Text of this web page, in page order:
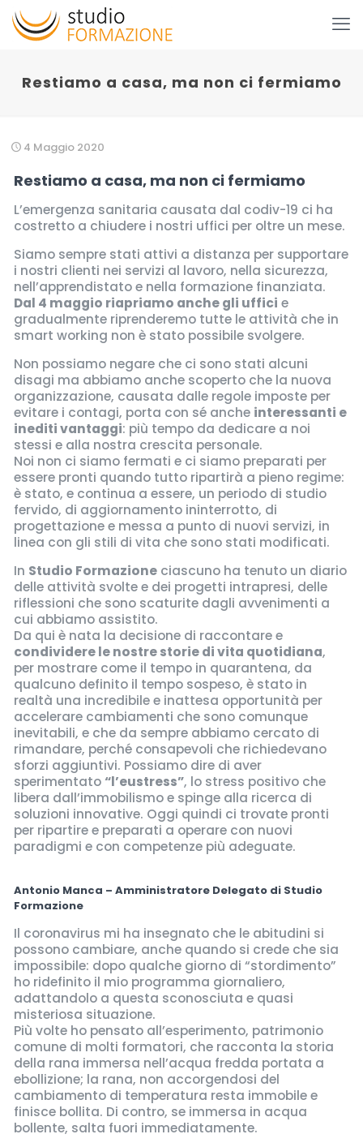
Restiamo a casa, ma non ci fermiamo
4 Maggio 2020
Restiamo a casa, ma non ci fermiamo
L’emergenza sanitaria causata dal codiv-19 ci ha
costretto a chiudere i nostri uffici per oltre un mese.
Siamo sempre stati attivi a distanza per supportare
i nostri clienti nei servizi al lavoro, nella sicurezza,
nell’apprendistato e nella formazione finanziata.
Dal 4 maggio riapriamo anche gli uffici e
gradualmente riprenderemo tutte le attività che in
smart working non è stato possibile svolgere.
Non possiamo negare che ci sono stati alcuni
disagi ma abbiamo anche scoperto che la nuova
organizzazione, causata dalle regole imposte per
evitare i contagi, porta con sé anche interessanti e
inediti vantaggi: più tempo da dedicare a noi
stessi e alla nostra crescita personale.
Noi non ci siamo fermati e ci siamo preparati per
essere pronti quando tutto ripartirà a pieno regime:
è stato, e continua a essere, un periodo di studio
fervido, di aggiornamento ininterrotto, di
progettazione e messa a punto di nuovi servizi, in
linea con gli stili di vita che sono stati modificati.
In Studio Formazione ciascuno ha tenuto un diario
delle attività svolte e dei progetti intrapresi, delle
riflessioni che sono scaturite dagli avvenimenti a
cui abbiamo assistito.
Da qui è nata la decisione di raccontare e
condividere le nostre storie di vita quotidiana,
per mostrare come il tempo in quarantena, da
qualcuno definito il tempo sospeso, è stato in
realtà una incredibile e inattesa opportunità per
accelerare cambiamenti che sono comunque
inevitabili, e che da sempre abbiamo cercato di
rimandare, perché consapevoli che richiedevano
sforzi aggiuntivi. Possiamo dire di aver
sperimentato “l’eustress”, lo stress positivo che
libera dall’immobilismo e spinge alla ricerca di
soluzioni innovative. Oggi quindi ci trovate pronti
per ripartire e preparati a operare con nuovi
paradigmi e con competenze più adeguate.
Antonio Manca – Amministratore Delegato di Studio
Formazione
Il coronavirus mi ha insegnato che le abitudini si
possono cambiare, anche quando si crede che sia
impossibile: dopo qualche giorno di “stordimento”
ho ridefinito il mio programma giornaliero,
adattandolo a questa sconosciuta e quasi
misteriosa situazione.
Più volte ho pensato all’esperimento, patrimonio
comune di molti formatori, che racconta la storia
della rana immersa nell’acqua fredda portata a
ebollizione; la rana, non accorgendosi del
cambiamento di temperatura resta immobile e
finisce bollita. Di contro, se immersa in acqua
bollente, salta fuori immediatamente.